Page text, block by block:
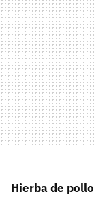
Hierba de pollo